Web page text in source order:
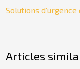
Solutions
Articles